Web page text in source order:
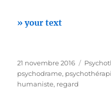
» your text
Publié
le
21 novembre 2016
psychodrame,
humaniste, regard